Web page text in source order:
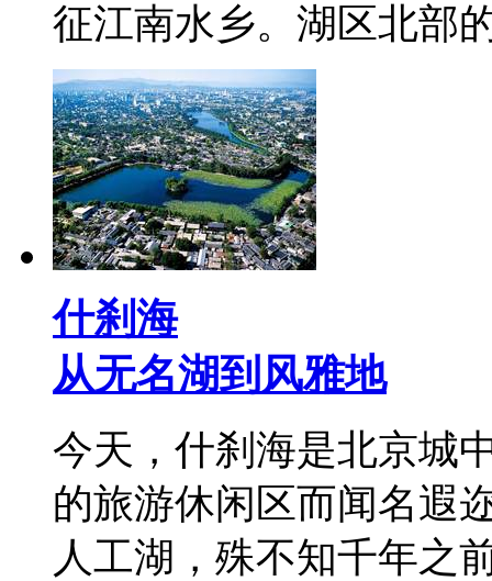
征江南水乡。湖区北
什刹海
从无名湖到风雅地
今天，什刹海是北京城
的旅游休闲区而闻名遐
人工湖，殊不知千年